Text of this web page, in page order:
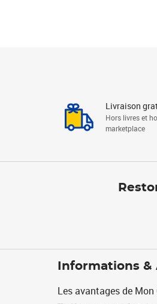
Livraison
Hors livres et
marketplace
Informations &
Les avantages de